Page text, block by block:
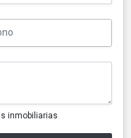
inmobiliarias